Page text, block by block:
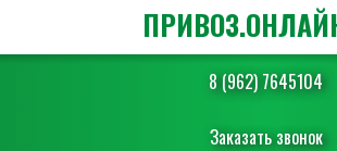
8 (962) 7645104
Заказать звонок